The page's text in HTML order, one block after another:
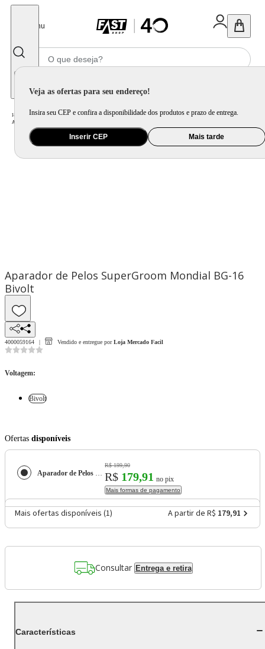
Menu
Veja as ofertas para seu endereço!
Insira seu CEP e confira a disponibilidade dos produtos e prazo de entrega.
Inserir CEP Mais tarde
Home Saúde e Beleza / Cuidado Pessoal / Barbeador e Aparador de Pêlos /
Aparador de Pelos SuperGroom Mondial BG-16
Aparador de Pelos SuperGroom Mondial BG-16
Bivolt
4000059164 Vendido e entregue por Loja Mercado Facil
Voltagem:
Bivolt
Ofertas disponíveis
Aparador de Pelos SuperGroom Mondial BG-16
R$ 199,90
R$ 179,91 no pix
Mais formas de pagamento
Mais ofertas disponíveis (1) A partir de R$ 179,91
Consultar Entrega e retira
Características